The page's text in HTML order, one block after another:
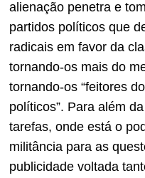
alienação penetra e
partidos políticos que
radicais em favor da
tornando-os mais do
tornando-os “feitores
políticos”. Para além
tarefas, onde está o
militância para as
publicidade voltada